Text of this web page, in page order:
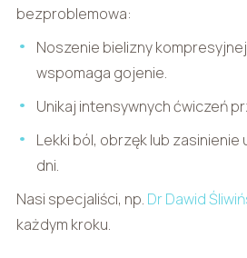
bezproblemowa:
Noszenie bielizny
wspomaga gojenie.
Unikaj intensywnych ćwiczeń
Lekki ból, obrzęk lub zasinienie
dni.
Nasi specjaliści, np. Dr Dawid
każdym kroku.